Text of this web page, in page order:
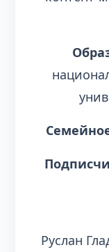
Руслан